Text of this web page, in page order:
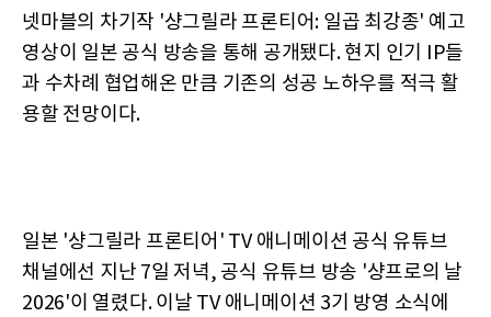
넷마블의 차기작 '샹그릴라 프론티어: 일곱 최강종' 예고
영상이 일본 공식 방송을 통해 공개됐다. 현지 인기 IP들
과 수차례 협업해온 만큼 기존의 성공 노하우를 적극 활
용할 전망이다.
일본 '샹그릴라 프론티어' TV 애니메이션 공식 유튜브
채널에선 지난 7일 저녁, 공식 유튜브 방송 '샹프로의 날
2026'이 열렸다. 이날 TV 애니메이션 3기 방영 소식에